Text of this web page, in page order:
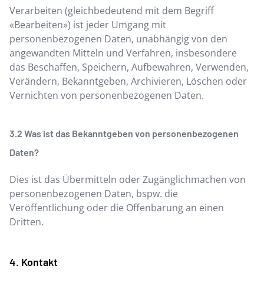
Verarbeiten (gleichbedeutend mit dem Begriff
«Bearbeiten») ist jeder Umgang mit
personenbezogenen Daten, unabhängig von den
angewandten Mitteln und Verfahren, insbesondere
das Beschaffen, Speichern, Aufbewahren, Verwenden,
Verändern, Bekanntgeben, Archivieren, Löschen oder
Vernichten von personenbezogenen Daten.
Was ist das Bekanntgeben von personenbezogenen
Daten?
Dies ist das Übermitteln oder Zugänglichmachen von
personenbezogenen Daten, bspw. die
Veröffentlichung oder die Offenbarung an einen
Dritten.
Kontakt